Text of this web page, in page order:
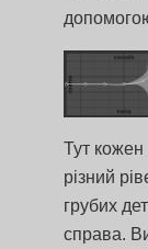
Тут кожен
різний
грубих
справа.